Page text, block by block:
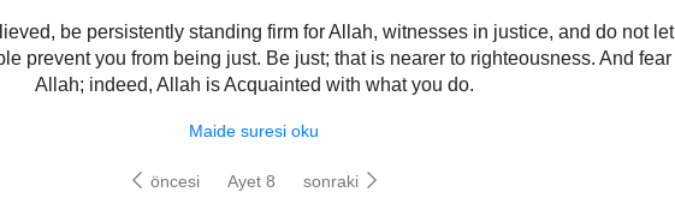
be persistently standing firm for Allah, witnesses in justice, and do not let
prevent you from being just. Be just; that is nearer to righteousness. And fear
Allah; indeed, Allah is Acquainted with what you do.
Maide suresi oku
öncesi Ayet 8 sonraki